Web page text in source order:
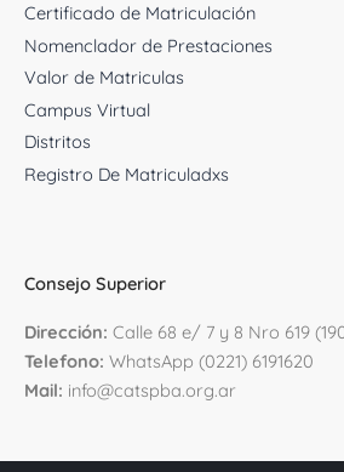
Certificado de Matriculación
Nomenclador de Prestaciones
Valor de Matriculas
Campus Virtual
Distritos
Registro De Matriculadxs
Consejo Superior
Dirección: Calle 68 e/ 7 y 8 Nro 619
Telefono: WhatsApp (0221) 6191620
Mail: info@catspba.org.ar